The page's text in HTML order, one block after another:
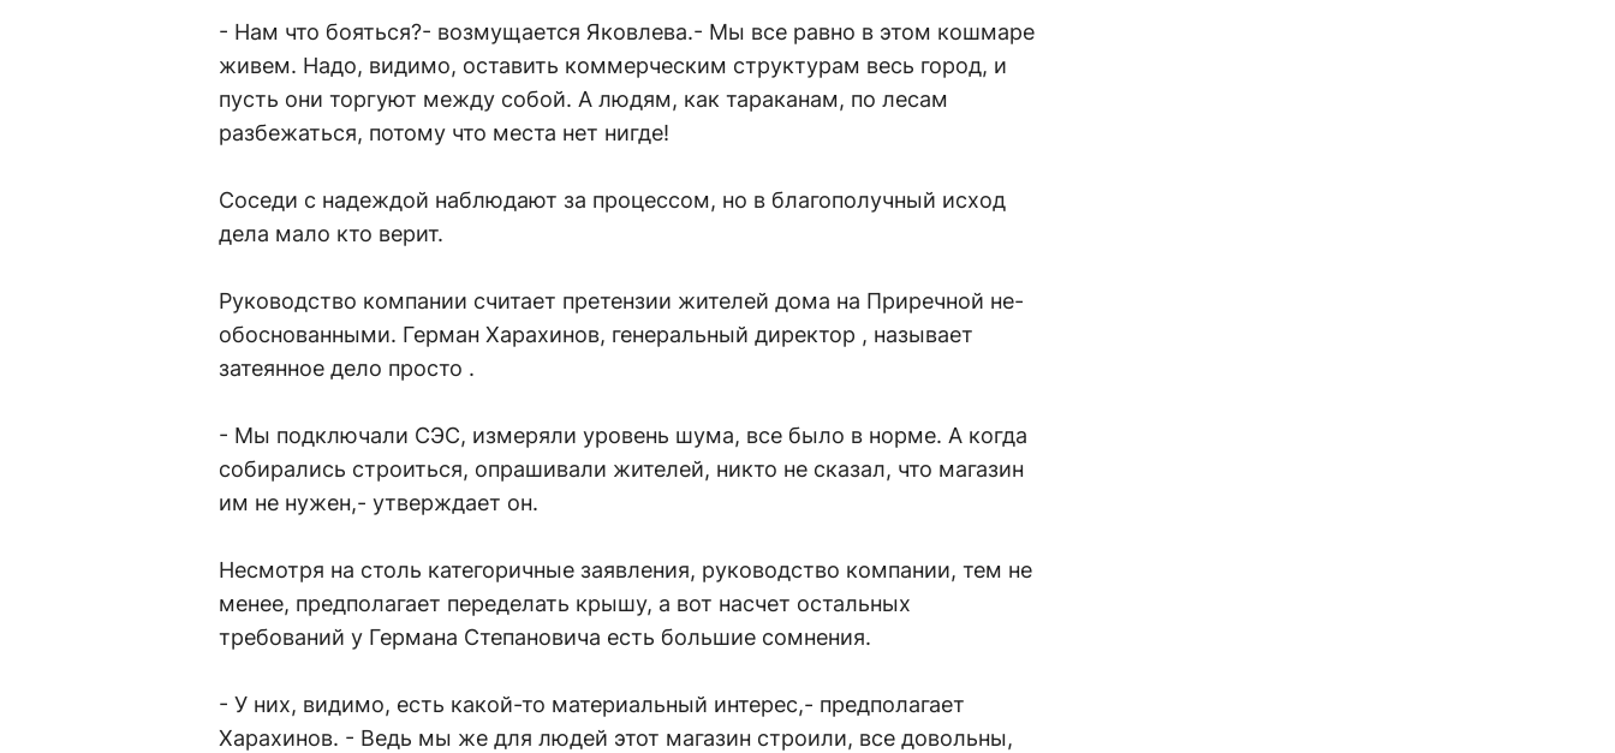
- Нам что бояться?- возмущается Яковлева.- Мы все равно в этом кошмаре
живем. Надо, видимо, оставить коммерческим структурам весь город, и
пусть они торгуют между собой. А людям, как тараканам, по лесам
разбежаться, потому что места нет нигде!
Соседи с надеждой наблюдают за процессом, но в благополучный исход
дела мало кто верит.
Руководство компании считает претензии жителей дома на Приречной не-
обоснованными. Герман Харахинов, генеральный директор , называет
затеянное дело просто .
- Мы подключали СЭС, измеряли уровень шума, все было в норме. А когда
собирались строиться, опрашивали жителей, никто не сказал, что магазин
им не нужен,- утверждает он.
Несмотря на столь категоричные заявления, руководство компании, тем не
менее, предполагает переделать крышу, а вот насчет остальных
требований у Германа Степановича есть большие сомнения.
- У них, видимо, есть какой-то материальный интерес,- предполагает
Харахинов. - Ведь мы же для людей этот магазин строили, все довольны,